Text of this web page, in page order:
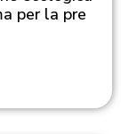
per la pre